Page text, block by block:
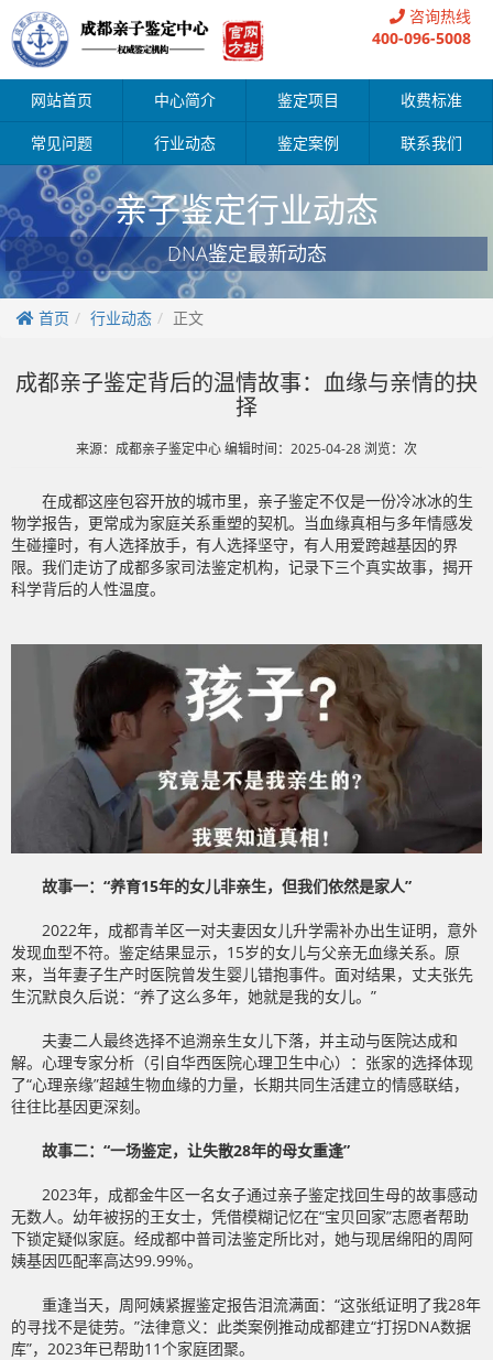
咨询热线
400-096-5008
网站首页 中心简介 鉴定项目 收费标准
常见问题 行业动态 鉴定案例 联系我们
亲子鉴定行业动态
DNA鉴定最新动态
首页 行业动态 正文
成都亲子鉴定背后的温情故事：血缘与亲情的抉
择
来源：成都亲子鉴定中心 编辑时间：2025-04-28 浏览： 次
在成都这座包容开放的城市里，亲子鉴定不仅是一份冷冰冰的生
物学报告，更常成为家庭关系重塑的契机。当血缘真相与多年情感发
生碰撞时，有人选择放手，有人选择坚守，有人用爱跨越基因的界
限。我们走访了成都多家司法鉴定机构，记录下三个真实故事，揭开
科学背后的人性温度。
故事一：“养育15年的女儿非亲生，但我们依然是家人”
2022年，成都青羊区一对夫妻因女儿升学需补办出生证明，意外
发现血型不符。鉴定结果显示，15岁的女儿与父亲无血缘关系。原
来，当年妻子生产时医院曾发生婴儿错抱事件。面对结果，丈夫张先
生沉默良久后说：“养了这么多年，她就是我的女儿。”
夫妻二人最终选择不追溯亲生女儿下落，并主动与医院达成和
解。心理专家分析（引自华西医院心理卫生中心）：张家的选择体现
了“心理亲缘”超越生物血缘的力量，长期共同生活建立的情感联结，
往往比基因更深刻。
故事二：“一场鉴定，让失散28年的母女重逢”
2023年，成都金牛区一名女子通过亲子鉴定找回生母的故事感动
无数人。幼年被拐的王女士，凭借模糊记忆在“宝贝回家”志愿者帮助
下锁定疑似家庭。经成都中普司法鉴定所比对，她与现居绵阳的周阿
姨基因匹配率高达99.99%。
重逢当天，周阿姨紧握鉴定报告泪流满面：“这张纸证明了我28年
的寻找不是徒劳。”法律意义：此类案例推动成都建立“打拐DNA数据
库”，2023年已帮助11个家庭团聚。